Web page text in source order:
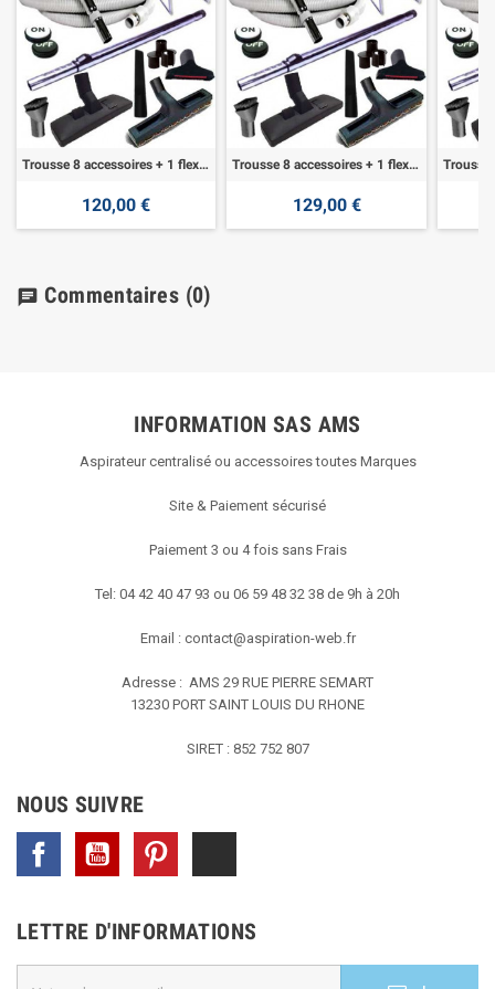
Trousse 8 accessoires + 1 flexible 7,60 m
120,00 €
Trousse 8 accessoires + 1 flexible 9,10 m
129,00 €
chat Commentaires (0)
INFORMATION SAS AMS
Aspirateur centralisé ou accessoires toutes Marques
Site & Paiement sécurisé
Paiement 3 ou 4 fois sans Frais
Tel: 04 42 40 47 93 ou 06 59 48 32 38 de 9h à 20h
Email : contact@aspiration-web.fr
Adresse : AMS 29 RUE PIERRE SEMART
13230 PORT SAINT LOUIS DU RHONE
SIRET : 852 752 807
NOUS SUIVRE
Facebook YouTube
LETTRE D'INFORMATIONS